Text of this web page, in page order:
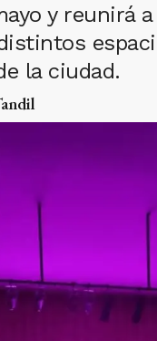
y reunirá
la ciudad.